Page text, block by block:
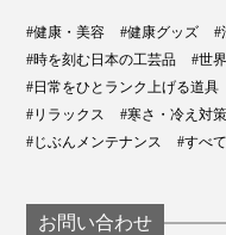
寝転がるだけで、自分
寝転んでみてください。
動きと肌になじむよう
です」と、内田さん。
#健康・美容 #健康グッズ
#
#時を刻む日本の工芸品
#世
#日常をひとランク上げる道具
#リラックス
#寒さ・冷え対策
#じぶんメンテナンス
#すべ
お問い合わせ